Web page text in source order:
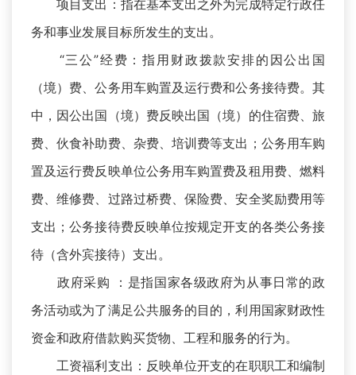
项目支出：指在基本支出之外为完成特定行政任
务和事业发展目标所发生的支出。
“三公”经费：指用财政拨款安排的因公出国
（境）费、公务用车购置及运行费和公务接待费。其
中，因公出国（境）费反映出国（境）的住宿费、旅
费、伙食补助费、杂费、培训费等支出；公务用车购
置及运行费反映单位公务用车购置费及租用费、燃料
费、维修费、过路过桥费、保险费、安全奖励费用等
支出；公务接待费反映单位按规定开支的各类公务接
待（含外宾接待）支出。
政府采购 ：是指国家各级政府为从事日常的政
务活动或为了满足公共服务的目的，利用国家财政性
资金和政府借款购买货物、工程和服务的行为。
工资福利支出：反映单位开支的在职职工和编制